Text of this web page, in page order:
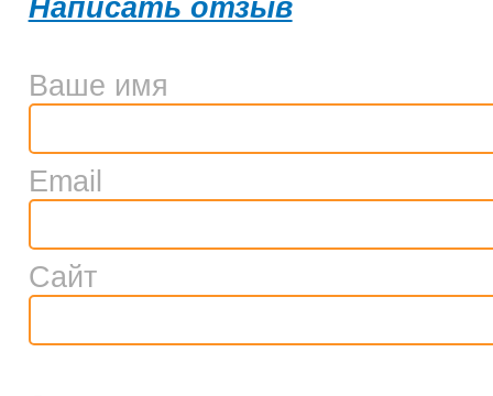
Написать отзыв
Ваше имя
Email
Сайт